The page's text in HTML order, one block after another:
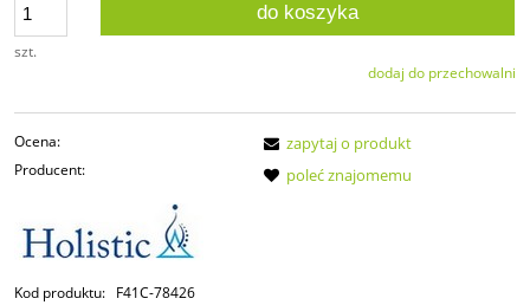
szt.
do koszyka
dodaj do przechowalni
Ocena:
Producent:
Kod produktu: F41C-78426
zapytaj o produkt
poleć znajomemu